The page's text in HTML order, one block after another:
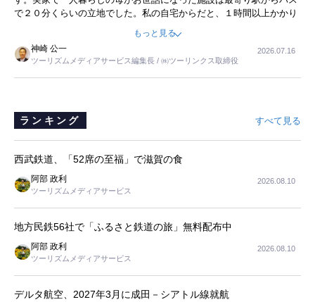
で２０分くらいの立地でした。私の自宅からだと、１時間以上かかり
ました。母の住まいから近いという理由で、その施設を選択したので
すが、私と妹にとっては、半日仕事ででした。シニアの住まい選び
は、当人だけではなく、世話をする家族の足の便も考えない外池ない
と思いました。
もっと見る
神崎 公一
ツーリズムメディアサービス編集長 / ㈱ツーリンクス取締役
2026.07.16
ランキング すべて見る
西武鉄道、「52席の至福」で滋賀の食
阿部 政利
ツーリズムメディアサービス
2026.08.10
地方民鉄56社で「ふるさと鉄道の旅」無料配布中
阿部 政利
ツーリズムメディアサービス
2026.08.10
デルタ航空、2027年3月に成田－シアトル線就航